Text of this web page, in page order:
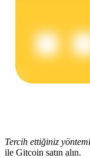
Power Piggy
Günlük
Tercih ettiğiniz
ile Gitcoin satın alın.